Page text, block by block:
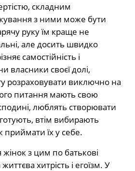
складним
з ними може бути
руку їм краще не
але досить швидко
самостійність і
власники своєї долі,
розраховувати виключно на
питання мають свою
люблять створювати
втім вибирають
приймати їх у себе.
жінок з цим по батькові
хитрість і егоїзм. У